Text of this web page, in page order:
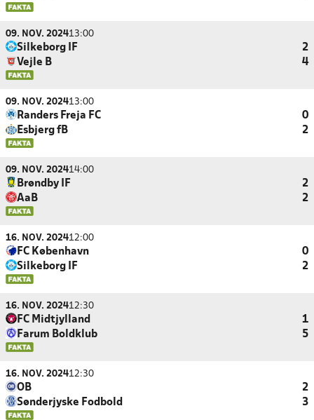
09. NOV. 202413:00
Silkeborg IF
2
Vejle B
4
09. NOV. 202413:00
Randers Freja FC
0
Esbjerg fB
2
09. NOV. 202414:00
Brøndby IF
2
AaB
2
16. NOV. 202412:00
FC København
0
Silkeborg IF
2
16. NOV. 202412:30
FC Midtjylland
1
Farum Boldklub
5
16. NOV. 202412:30
OB
2
Sønderjyske Fodbold
3